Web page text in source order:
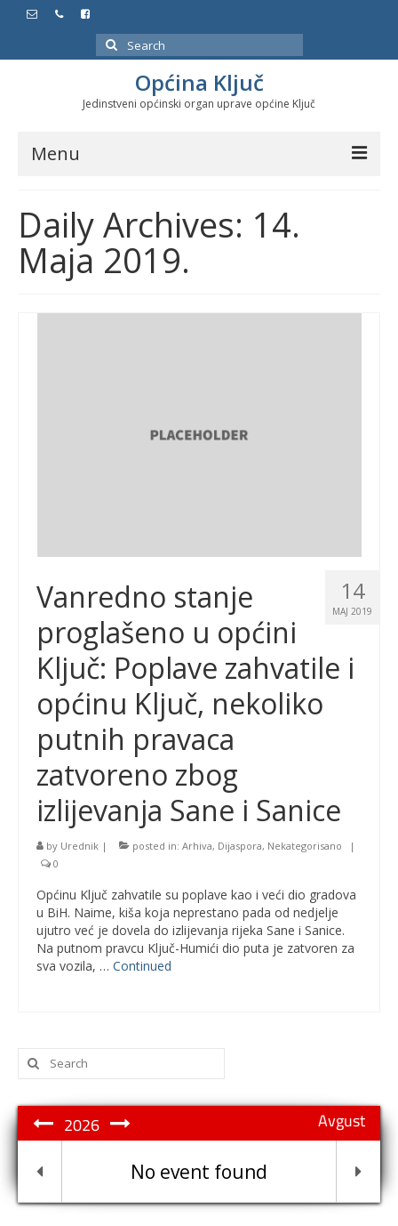
Search
for:
Općina Ključ
Jedinstveni općinski organ uprave općine Ključ
Menu
Službeni glasnici
Javne nabavke
Značajni datumi i manifestacije
Daily Archives: 14.
Maja 2019.
14
MAJ 2019
Vanredno stanje
proglašeno u općini
Ključ: Poplave zahvatile i
općinu Ključ, nekoliko
putnih pravaca
zatvoreno zbog
izlijevanja Sane i Sanice
by Urednik | posted in: Arhiva, Dijaspora, Nekategorisano
|
0
Općinu Ključ zahvatile su poplave kao i veći dio gradova
u BiH. Naime, kiša koja neprestano pada od nedjelje
ujutro već je dovela do izlijevanja rijeka Sane i Sanice.
Na putnom pravcu Ključ-Humići dio puta je zatvoren za
sva vozila, … Continued
Search
for:
Avgust
2026
No event found